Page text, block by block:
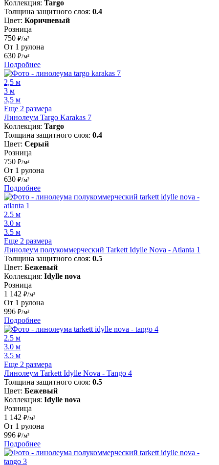
Коллекция: Targo
Толщина защитного слоя: 0.4
Цвет: Коричневый
Розница
750 ₽/м²
От 1 рулона
630 ₽/м²
Подробнее
2,5 м
3 м
3,5 м
Еще 2 размера
Линолеум Targo Karakas 7
Коллекция: Targo
Толщина защитного слоя: 0.4
Цвет: Серый
Розница
750 ₽/м²
От 1 рулона
630 ₽/м²
Подробнее
2.5 м
3.0 м
3.5 м
Еще 2 размера
Линолеум полукоммерческий Tarkett Idylle Nova - Atlanta 1
Толщина защитного слоя: 0.5
Цвет: Бежевый
Коллекция: Idylle nova
Розница
1 142 ₽/м²
От 1 рулона
996 ₽/м²
Подробнее
2.5 м
3.0 м
3.5 м
Еще 2 размера
Линолеум Tarkett Idylle Nova - Tango 4
Толщина защитного слоя: 0.5
Цвет: Бежевый
Коллекция: Idylle nova
Розница
1 142 ₽/м²
От 1 рулона
996 ₽/м²
Подробнее